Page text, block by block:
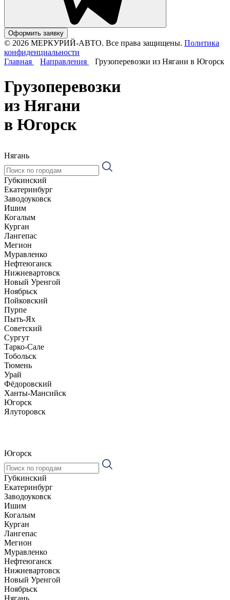
Оформить заявку
© 2026 МЕРКУРИЙ-АВТО. Все права защищены. Политика
конфиденциальности
Главная
Направления Грузоперевозки из Нягани в Югорск
Грузоперевозки
из Нягани
в Югорск
Нягань
Губкинский
Екатеринбург
Заводоуковск
Ишим
Когалым
Курган
Лангепас
Мегион
Муравленко
Нефтеюганск
Нижневартовск
Новый Уренгой
Ноябрьск
Пойковский
Пурпе
Пыть-Ях
Советский
Сургут
Тарко-Сале
Тобольск
Тюмень
Урай
Фёдоровский
Ханты-Мансийск
Югорск
Ялуторовск
Югорск
Губкинский
Екатеринбург
Заводоуковск
Ишим
Когалым
Курган
Лангепас
Мегион
Муравленко
Нефтеюганск
Нижневартовск
Новый Уренгой
Ноябрьск
Нягань